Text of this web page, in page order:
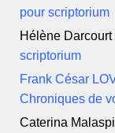
pour scriptorium
Hélène Darcourt
scriptorium
Frank César
Chroniques de
Caterina